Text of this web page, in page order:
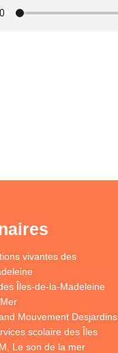
vivantes des
Îles-de-la-Madeleine
Mouvement Desjardins
scolaire des Îles
Le son de la mer